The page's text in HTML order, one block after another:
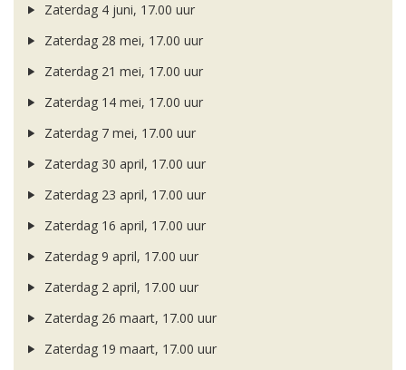
Zaterdag 4 juni, 17.00 uur
Zaterdag 28 mei, 17.00 uur
Zaterdag 21 mei, 17.00 uur
Zaterdag 14 mei, 17.00 uur
Zaterdag 7 mei, 17.00 uur
Zaterdag 30 april, 17.00 uur
Zaterdag 23 april, 17.00 uur
Zaterdag 16 april, 17.00 uur
Zaterdag 9 april, 17.00 uur
Zaterdag 2 april, 17.00 uur
Zaterdag 26 maart, 17.00 uur
Zaterdag 19 maart, 17.00 uur